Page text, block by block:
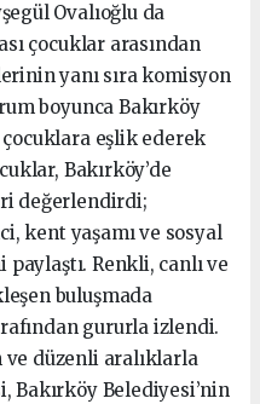
Ovalıoğlu da
çocuklar arasından
yanı sıra komisyon
boyunca Bakırköy
eşlik ederek
Bakırköy’de
değerlendirdi;
kent yaşamı ve sosyal
Renkli, canlı ve
buluşmada
gururla izlendi.
düzenli aralıklarla
Bakırköy Belediyesi’nin